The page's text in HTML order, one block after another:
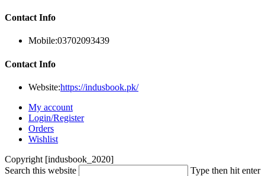
Contact Info
Mobile:03702093439
Contact Info
Website:https://indusbook.pk/
My account
Login/Register
Orders
Wishlist
Copyright [indusbook_2020]
Search this website
Type then hit enter